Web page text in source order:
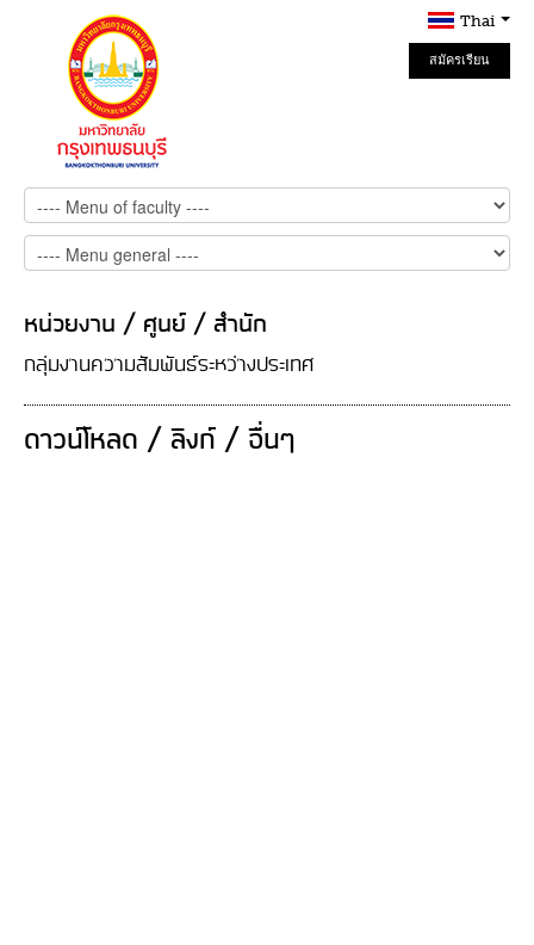
Thai
สมัครเรียน
Online
หน่วยงาน / ศูนย์ / สำนัก
กลุ่มงานความสัมพันธ์ระหว่างประเทศ
ดาวน์โหลด / ลิงก์ / อื่นๆ